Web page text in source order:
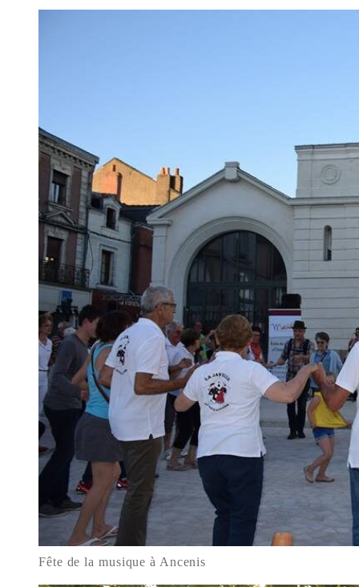
Fête de la musique à Ancenis